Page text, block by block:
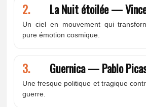
2. La Nuit étoilée —
Un ciel en mouvement qui
pure émotion cosmique.
3. Guernica — Pablo
Une fresque politique et tragique
guerre.